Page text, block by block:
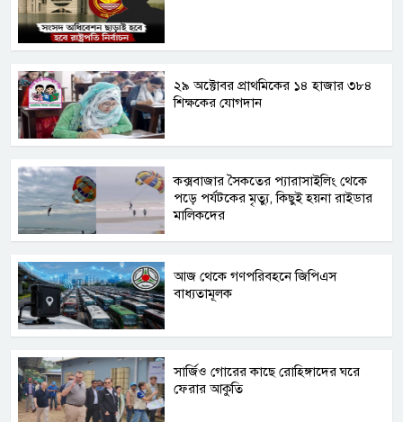
২৯ অক্টোবর প্রাথমিকের ১৪ হাজার ৩৮৪
শিক্ষকের যোগদান
কক্সবাজার সৈকতের প্যারাসাইলিং থেকে
পড়ে পর্যটকের মৃত্যু, কিছুই হয়না রাইডার
মালিকদের
আজ থেকে গণপরিবহনে জিপিএস
বাধ্যতামূলক
সার্জিও গোরের কাছে রোহিঙ্গাদের ঘরে
ফেরার আকুতি